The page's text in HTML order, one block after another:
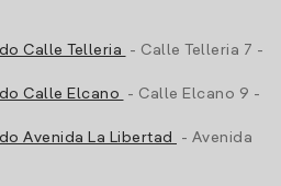
Calle Telleria
- Calle Telleria 7 -
Calle Elcano
- Calle Elcano 9 -
Avenida La Libertad
- Avenida